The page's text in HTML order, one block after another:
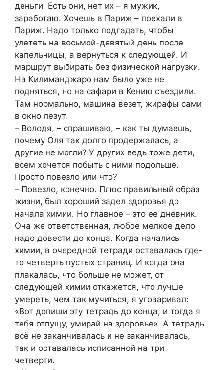
деньги. Есть они, нет их – я мужик,
заработаю. Хочешь в Париж – поехали в
Париж. Надо только подгадать, чтобы
улететь на восьмой-девятый день после
капельницы, а вернуться к следующей. И
маршрут выбирать без физической нагрузки.
На Килиманджаро нам было уже не
подняться, но на сафари в Кению съездили.
Там нормально, машина везет, жирафы сами
в окно лезут.
– Володя, – спрашиваю, – как ты думаешь,
почему Оля так долго продержалась, а
другие не могли? У других ведь тоже дети,
всем хочется побыть с ними подольше.
Просто повезло или что?
– Повезло, конечно. Плюс правильный образ
жизни, был хороший задел здоровья до
начала химии. Но главное – это ее дневник.
Она же ответственная, любое мелкое дело
надо довести до конца. Когда начались
химии, в очередной тетради оставалась где-
то четверть пустых страниц. И когда она
плакалась, что больше не может, от
следующей химии откажется, что лучше
умереть, чем так мучиться, я уговаривал:
«Вот допиши эту тетрадь до конца, и тогда я
тебя отпущу, умирай на здоровье». А тетрадь
всё не заканчивалась и не заканчивалась,
так и оставалась исписанной на три
четверти.